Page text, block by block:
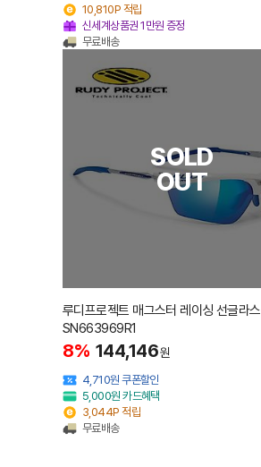
10,810P 적립
신세계상품권 1만원 증정
무료배송
SOLD
OUT
루디프로젝트 매그스터 레이싱 선글라스
SN663969R1
8% 144,146원
4,710원 쿠폰할인
5,000원 카드혜택
3,044P 적립
무료배송